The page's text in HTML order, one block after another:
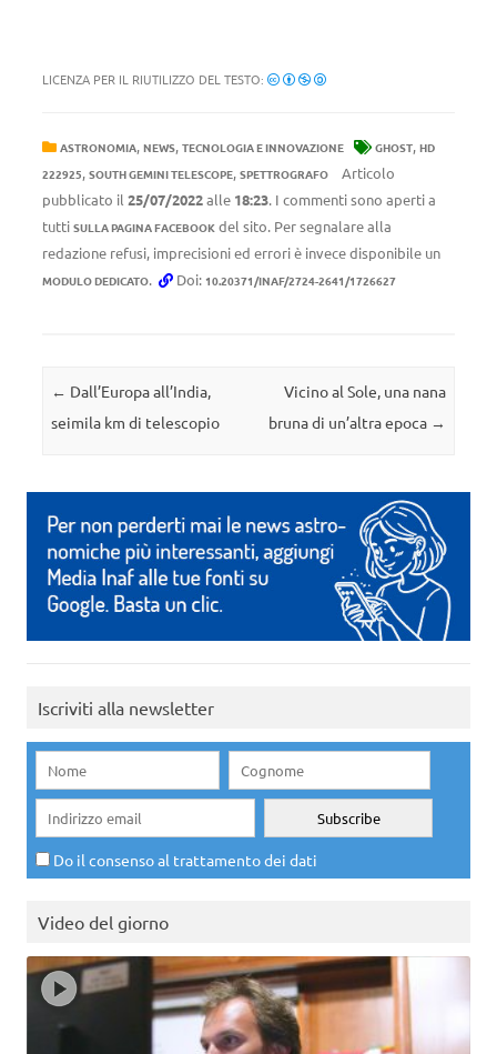
LICENZA PER IL RIUTILIZZO DEL TESTO:
ASTRONOMIA, NEWS, TECNOLOGIA E INNOVAZIONE GHOST, HD
222925, SOUTH GEMINI TELESCOPE, SPETTROGRAFO
Articolo
pubblicato il 25/07/2022alle 18:23. I commenti sono aperti a
tutti SULLA PAGINA FACEBOOK del sito. Per segnalare alla
redazione refusi, imprecisioni ed errori è invece disponibile un
MODULO DEDICATO. Doi: 10.20371/INAF/2724-2641/1726627
Navigazione articolo
← Dall’Europa all’India,
seimila km di telescopio
Vicino al Sole, una nana
bruna di un’altra epoca →
Iscriviti alla newsletter
Do il consenso al trattamento dei dati
Video del giorno